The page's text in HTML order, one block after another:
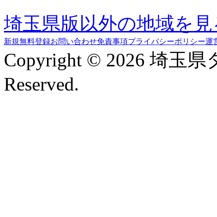
埼玉県版以外の地域を
新規無料登録お問い合わせ免責事項プライバシーポリシー運
Copyright © 2026 埼玉
Reserved.